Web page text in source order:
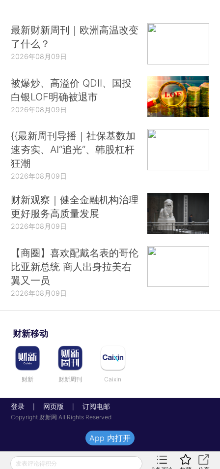
最新财新周刊｜欧洲高温改变
了什么？
2026年08月09日
被爆炒、高溢价 QDII、国投
白银LOF明确被退市
2026年08月09日
{{最新周刊导播｜社保基数加
速夯实、AI“追光”、韩股杠杆
狂潮
2026年08月09日
财新观察｜健全金融机构治理
更好服务高质量发展
2026年08月09日
【商圈】喜欢配戴名表的哥伦
比亚新总统 商人出身拉美右
翼又一员
2026年08月09日
财新移动
财新 财新周刊 Caixin
登录 网页版 订阅电邮
Copyright 财新网 All Rights Reserved
发表评论得积分
App 内打开